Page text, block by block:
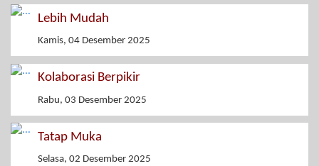
Lebih Mudah
Kamis, 04 Desember 2025
Kolaborasi Berpikir
Rabu, 03 Desember 2025
Tatap Muka
Selasa, 02 Desember 2025